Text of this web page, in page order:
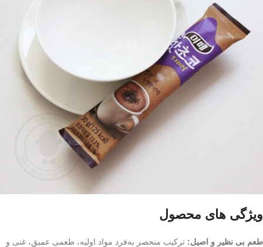
ویژگی های محصول
طعم بی‌ نظیر و اصیل: ترکیب منحصر به‌فرد مواد اولیه، طعمی عمیق، غنی و